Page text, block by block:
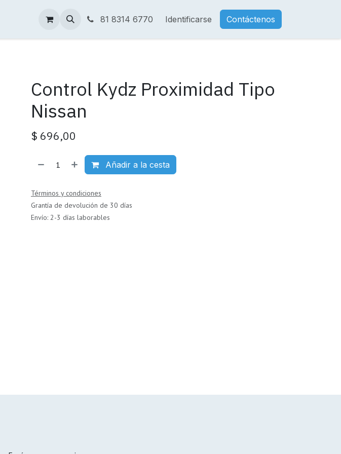
Sucursales 81 8314 6770 Identificarse Contáctenos
Control Kydz Proximidad Tipo
Nissan
$ 696,00
Añadir a la cesta
Términos y condiciones
Grantía de devolución de 30 días
Envío: 2-3 días laborables